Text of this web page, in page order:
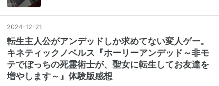
2024-12-21
転生主人公がアンデッドしか求めてない変人ゲー。
キネティックノベルス『ホーリーアンデッド～非モ
テでぼっちの死霊術士が、聖女に転生してお友達を
増やします～』体験版感想